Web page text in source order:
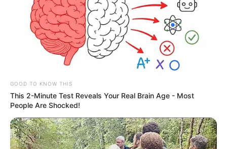
GOOD TO KNOW THIS
This 2-Minute Test Reveals Your Real Brain Age - Most
People Are Shocked!